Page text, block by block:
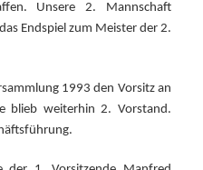
Unsere 2. Mannschaft
Endspiel zum Meister der 2.
1993 den Vorsitz an
blieb weiterhin 2. Vorstand.